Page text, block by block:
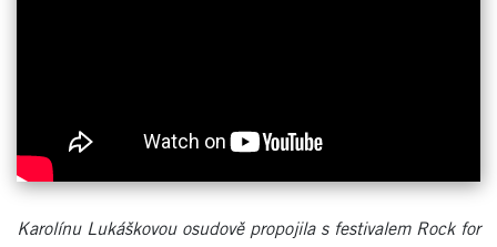
Karolínu Lukáškovou osudově propojila s festivalem Rock for